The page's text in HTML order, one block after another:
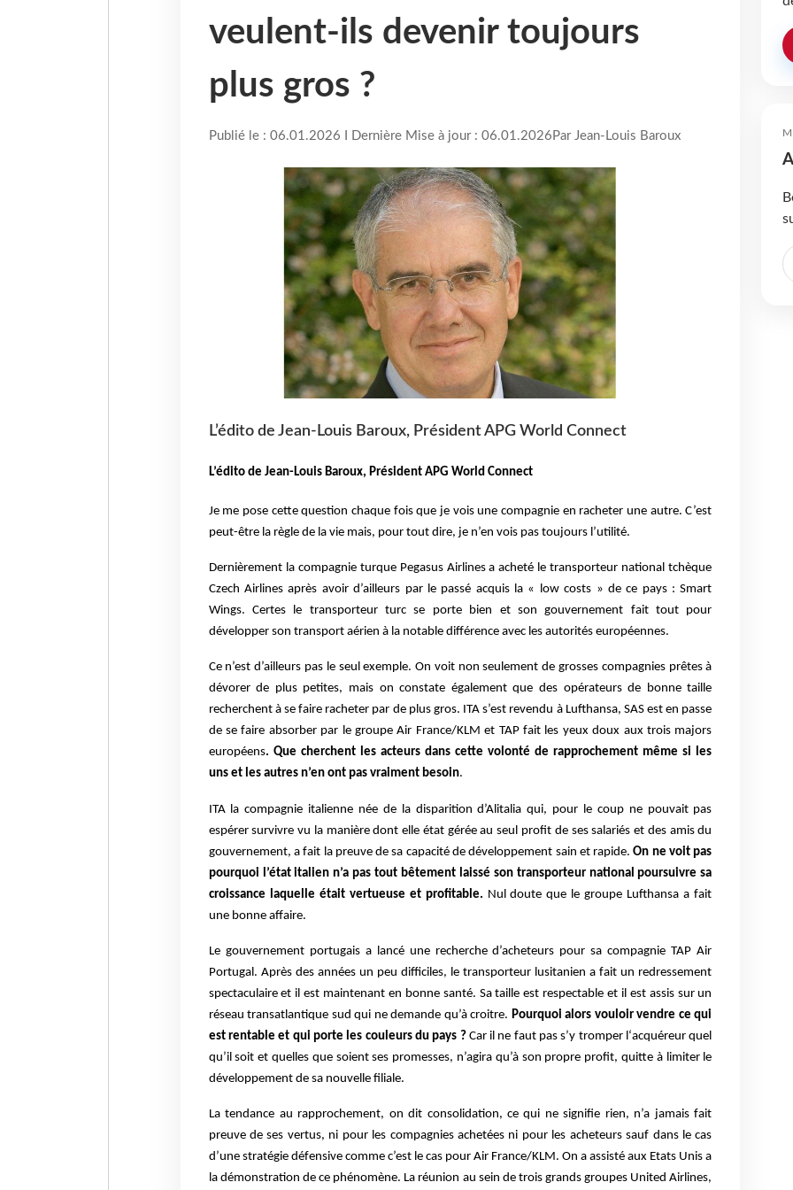
veulent-ils devenir toujours
plus gros ?
Publié le : 06.01.2026 I Dernière Mise à jour : 06.01.2026 Par Jean-Louis Baroux
L’édito de Jean-Louis Baroux, Président APG World Connect
L’édito de Jean-Louis Baroux, Président APG World Connect
Je me pose cette question chaque fois que je vois une compagnie en racheter une autre. C’est
peut-être la règle de la vie mais, pour tout dire, je n’en vois pas toujours l’utilité.
Dernièrement la compagnie turque Pegasus Airlines a acheté le transporteur national tchèque
Czech Airlines après avoir d’ailleurs par le passé acquis la « low costs » de ce pays : Smart
Wings. Certes le transporteur turc se porte bien et son gouvernement fait tout pour
développer son transport aérien à la notable différence avec les autorités européennes.
Ce n’est d’ailleurs pas le seul exemple. On voit non seulement de grosses compagnies prêtes à
dévorer de plus petites, mais on constate également que des opérateurs de bonne taille
recherchent à se faire racheter par de plus gros. ITA s’est revendu à Lufthansa, SAS est en passe
de se faire absorber par le groupe Air France/KLM et TAP fait les yeux doux aux trois majors
européens. Que cherchent les acteurs dans cette volonté de rapprochement même si les
uns et les autres n’en ont pas vraiment besoin.
ITA la compagnie italienne née de la disparition d’Alitalia qui, pour le coup ne pouvait pas
espérer survivre vu la manière dont elle état gérée au seul profit de ses salariés et des amis du
gouvernement, a fait la preuve de sa capacité de développement sain et rapide.On ne voit pas
pourquoi l’état italien n’a pas tout bêtement laissé son transporteur national poursuivre sa
croissance laquelle était vertueuse et profitable. Nul doute que le groupe Lufthansa a fait
une bonne affaire.
Le gouvernement portugais a lancé une recherche d’acheteurs pour sa compagnie TAP Air
Portugal. Après des années un peu difficiles, le transporteur lusitanien a fait un redressement
spectaculaire et il est maintenant en bonne santé. Sa taille est respectable et il est assis sur un
réseau transatlantique sud qui ne demande qu’à croitre. Pourquoi alors vouloir vendre ce qui
est rentable et qui porte les couleurs du pays ?Car il ne faut pas s’y tromper l‘acquéreur quel
qu’il soit et quelles que soient ses promesses, n’agira qu’à son propre profit, quitte à limiter le
développement de sa nouvelle filiale.
La tendance au rapprochement, on dit consolidation, ce qui ne signifie rien, n’a jamais fait
preuve de ses vertus, ni pour les compagnies achetées ni pour les acheteurs sauf dans le cas
d’une stratégie défensive comme c’est le cas pour Air France/KLM. On a assisté aux Etats Unis a
la démonstration de ce phénomène. La réunion au sein de trois grands groupes United Airlines,